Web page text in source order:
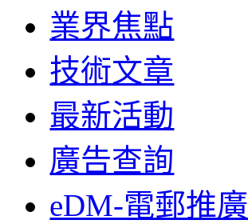
業界焦點
技術文章
最新活動
廣告查詢
eDM-電郵推廣